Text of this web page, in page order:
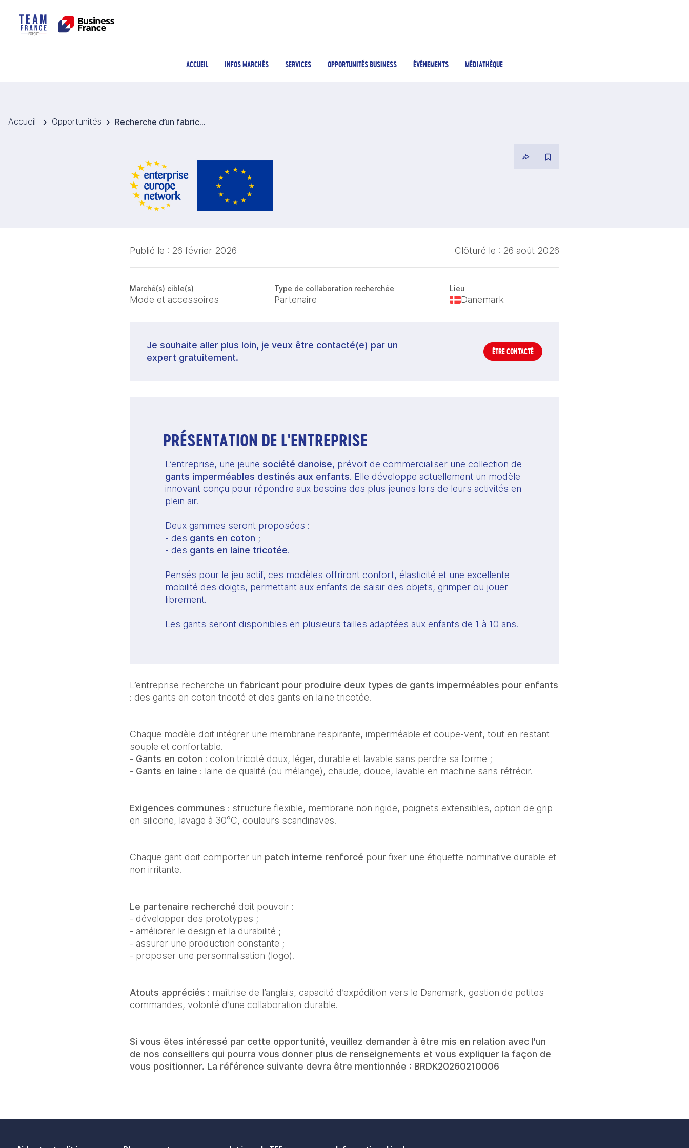
ACCUEIL INFOS MARCHÉS SERVICES OPPORTUNITÉS BUSINESS ÉVÉNEMENTS MÉDIATHÈQUE
Accueil Opportunités Recherche d’un fabricant de gants en coton et laine tricotés et imperméables pour enfants destinés au Danemark
Publié le : 26 février 2026 Clôturé le : 26 août 2026
Marché(s) cible(s)
Mode et accessoires
Type de collaboration recherchée
Partenaire
Lieu
Danemark
Je souhaite aller plus loin, je veux être contacté(e) par un
expert gratuitement.
ÊTRE CONTACTÉ
PRÉSENTATION DE L'ENTREPRISE
L’entreprise, une jeune société danoise, prévoit de commercialiser une collection de
gants imperméables destinés aux enfants. Elle développe actuellement un modèle
innovant conçu pour répondre aux besoins des plus jeunes lors de leurs activités en
plein air.
Deux gammes seront proposées :
- des gants en coton ;
- des gants en laine tricotée.
Pensés pour le jeu actif, ces modèles offriront confort, élasticité et une excellente
mobilité des doigts, permettant aux enfants de saisir des objets, grimper ou jouer
librement.
Les gants seront disponibles en plusieurs tailles adaptées aux enfants de 1 à 10 ans.
L’entreprise recherche un fabricant pour produire deux types de gants imperméables pour enfants
: des gants en coton tricoté et des gants en laine tricotée.
Chaque modèle doit intégrer une membrane respirante, imperméable et coupe‑vent, tout en restant
souple et confortable.
- Gants en coton : coton tricoté doux, léger, durable et lavable sans perdre sa forme ;
- Gants en laine : laine de qualité (ou mélange), chaude, douce, lavable en machine sans rétrécir.
Exigences communes : structure flexible, membrane non rigide, poignets extensibles, option de grip
en silicone, lavage à 30°C, couleurs scandinaves.
Chaque gant doit comporter un patch interne renforcé pour fixer une étiquette nominative durable et
non irritante.
Le partenaire recherché doit pouvoir :
- développer des prototypes ;
- améliorer le design et la durabilité ;
- assurer une production constante ;
- proposer une personnalisation (logo).
Atouts appréciés : maîtrise de l’anglais, capacité d’expédition vers le Danemark, gestion de petites
commandes, volonté d’une collaboration durable.
Si vous êtes intéressé par cette opportunité, veuillez demander à être mis en relation avec l'un
de nos conseillers qui pourra vous donner plus de renseignements et vous expliquer la façon de
vous positionner. La référence suivante devra être mentionnée : BRDK20260210006